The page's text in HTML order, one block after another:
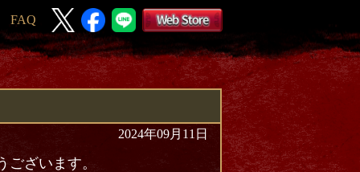
FAQ
2024年09月11日
ざいます。